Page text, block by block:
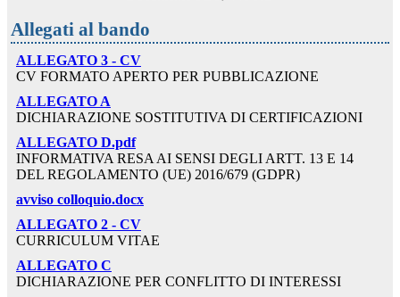
Allegati al bando
ALLEGATO 3 - CV
CV FORMATO APERTO PER PUBBLICAZIONE
ALLEGATO A
DICHIARAZIONE SOSTITUTIVA DI CERTIFICAZIONI
ALLEGATO D.pdf
INFORMATIVA RESA AI SENSI DEGLI ARTT. 13 E 14
DEL REGOLAMENTO (UE) 2016/679 (GDPR)
avviso colloquio.docx
ALLEGATO 2 - CV
CURRICULUM VITAE
ALLEGATO C
DICHIARAZIONE PER CONFLITTO DI INTERESSI